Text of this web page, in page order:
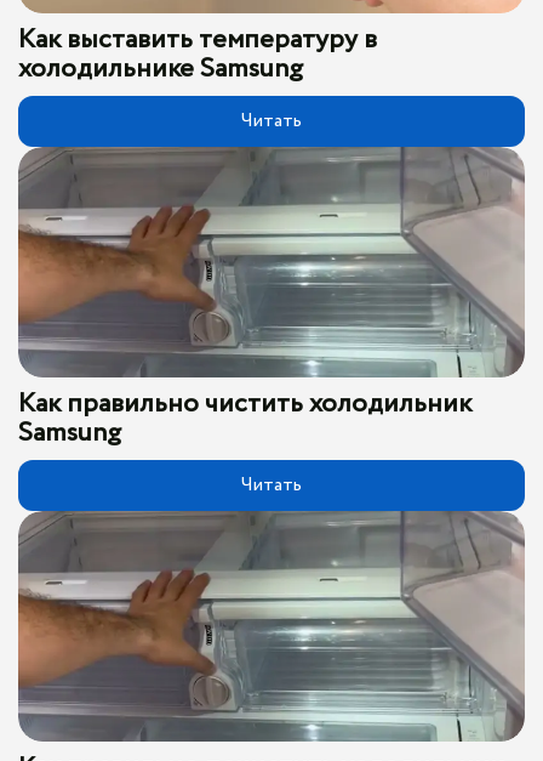
Как выставить температуру в
холодильнике Samsung
Читать
Как правильно чистить холодильник
Samsung
Читать